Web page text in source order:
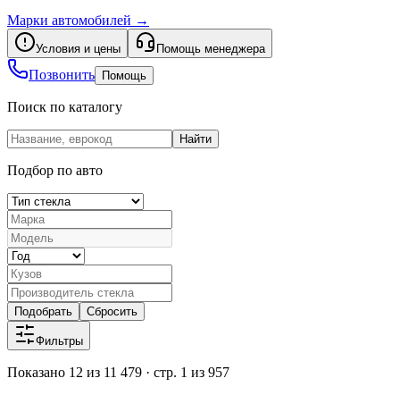
Марки автомобилей →
Условия и цены Помощь менеджера
Позвонить Помощь
Поиск по каталогу
Найти
Подбор по авто
Подобрать Сбросить
Фильтры
Показано 12 из 11 479 · стр. 1 из 957